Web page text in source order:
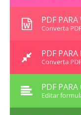
PDF PARA
Converta
PDF PARA
Converta
PDF PARA
Editar